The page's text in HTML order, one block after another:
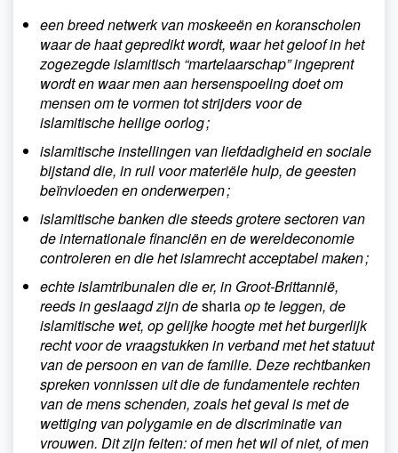
een breed netwerk van moskeeën en koranscholen
waar de haat gepredikt wordt, waar het geloof in het
zogezegde islamitisch “martelaarschap” ingeprent
wordt en waar men aan hersenspoeling doet om
mensen om te vormen tot strijders voor de
islamitische heilige oorlog ;
islamitische instellingen van liefdadigheid en sociale
bijstand die, in ruil voor materiële hulp, de geesten
beïnvloeden en onderwerpen ;
islamitische banken die steeds grotere sectoren van
de internationale financiën en de wereldeconomie
controleren en die het islamrecht acceptabel maken ;
echte islamtribunalen die er, in Groot-Brittannië,
reeds in geslaagd zijn deshariaop te leggen, de
islamitische wet, op gelijke hoogte met het burgerlijk
recht voor de vraagstukken in verband met het statuut
van de persoon en van de familie. Deze rechtbanken
spreken vonnissen uit die de fundamentele rechten
van de mens schenden, zoals het geval is met de
wettiging van polygamie en de discriminatie van
vrouwen. Dit zijn feiten: of men het wil of niet, of men